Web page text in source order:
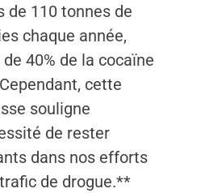
de 110 tonnes de
chaque année,
40% de la cocaïne
cette
souligne
de rester
dans nos efforts
de drogue.**